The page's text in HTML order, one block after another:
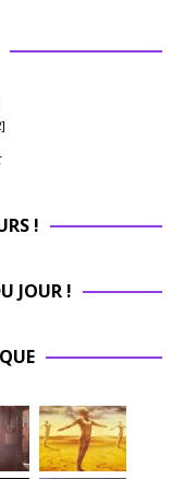
!
JOUR !